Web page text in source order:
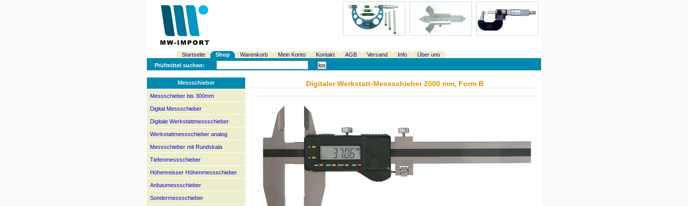
Startseite Shop Warenkorb Mein Konto Kontakt AGB Versand Info
Über uns
Prüfmittel suchen:
Messschieber
Messschieber bis 300mm
Digital Messschieber
Digitale Werkstattmessschieber
Werkstattmessschieber analog
Messschieber mit Rundskala
Tiefenmessschieber
Höhenreisser Höhenmessschieber
Anbaumessschieber
Sondermessschieber
Digitaler Werkstatt-Messschieber 2000 mm, Form B